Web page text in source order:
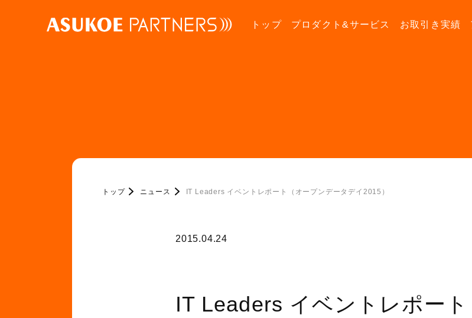
トップ プロダクト&サービス お取引き実績
トップ ニュース IT Leaders イベントレポート（オープンデータデイ2015）
2015.04.24
IT Leaders イベントレポー